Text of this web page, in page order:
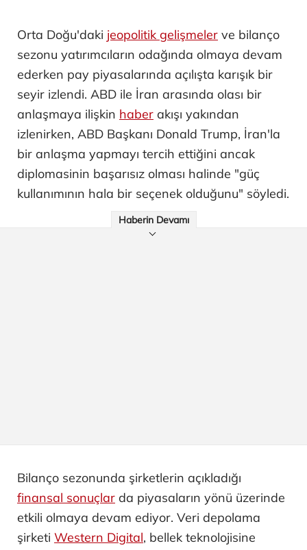
Orta Doğu'daki jeopolitik gelişmeler ve bilanço
sezonu yatırımcıların odağında olmaya devam
ederken pay piyasalarında açılışta karışık bir
seyir izlendi. ABD ile İran arasında olası bir
anlaşmaya ilişkin haber akışı yakından
izlenirken, ABD Başkanı Donald Trump, İran'la
bir anlaşma yapmayı tercih ettiğini ancak
diplomasinin başarısız olması halinde "güç
kullanımının hala bir seçenek olduğunu" söyledi.
Haberin Devamı
Bilanço sezonunda şirketlerin açıkladığı
finansal sonuçlar da piyasaların yönü üzerinde
etkili olmaya devam ediyor. Veri depolama
şirketi Western Digital, bellek teknolojisine